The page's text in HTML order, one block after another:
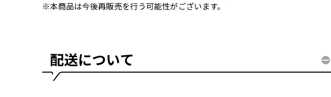
※本商品は今後再販売を行う可能性がございます。
配送について